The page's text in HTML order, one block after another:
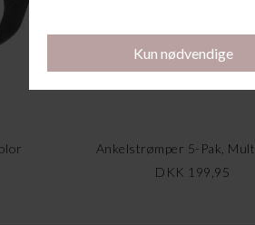
Ankelstrømper 5-Pak,
DKK 199,95